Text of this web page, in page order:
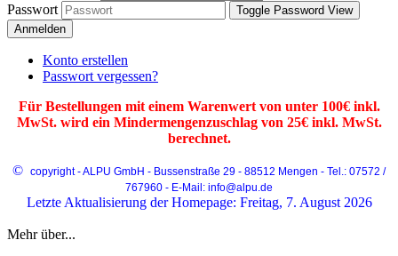
Passwort
Toggle Password View
Anmelden
Konto erstellen
Passwort vergessen?
Für Bestellungen mit einem Warenwert von unter 100€ inkl.
MwSt. wird ein Mindermengenzuschlag von 25€ inkl. MwSt.
berechnet.
© copyright - ALPU GmbH - Bussenstraße 29 - 88512 Mengen - Tel.: 07572 /
767960 - E-Mail: info@alpu.de
Letzte Aktualisierung der Homepage: Freitag, 7. August 2026
Mehr über...